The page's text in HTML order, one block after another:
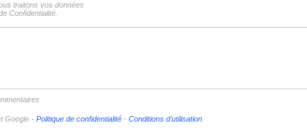
traitons vos données
Confidentialité.
Google - Politique de confidentialité - Conditions d'utilisation